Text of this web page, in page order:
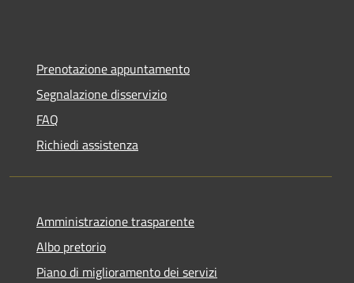
Prenotazione appuntamento
Segnalazione disservizio
FAQ
Richiedi assistenza
Amministrazione trasparente
Albo pretorio
Piano di miglioramento dei servizi